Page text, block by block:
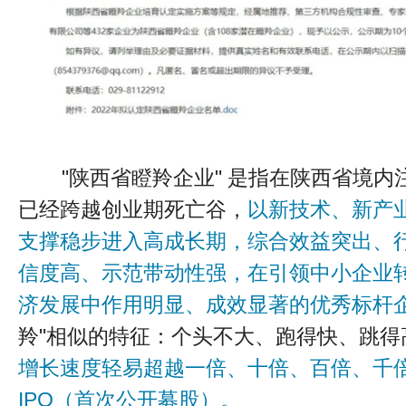
"陕西省瞪羚企业" 是指在陕西省境内
已经跨越创业期死亡谷， 以新技术、新产
支撑稳步进入高成长期，综合效益突出、
信度高、示范带动性强，在引领中小企业
济发展中作用明显、成效显著的优秀标杆
羚"相似的特征：个头不大、跑得快、跳得
增长速度轻易超越一倍、十倍、百倍、千
IPO（首次公开募股）。